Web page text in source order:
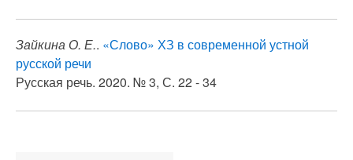
Зайкина О. Е.. «Слово» ХЗ в современной устной
русской речи
Русская речь. 2020. № 3, С. 22 - 34